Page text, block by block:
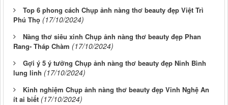
Top 6 phong cách Chụp ảnh nàng thơ beauty đẹp Việt Trì
Phú Thọ (17/10/2024)
Nàng thơ siêu xinh Chụp ảnh nàng thơ beauty đẹp Phan
Rang- Tháp Chàm (17/10/2024)
Gợi ý 5 ý tưởng Chụp ảnh nàng thơ beauty đẹp Ninh Bình
lung linh (17/10/2024)
Kinh nghiệm Chụp ảnh nàng thơ beauty đẹp Vinh Nghệ An
ít ai biết (17/10/2024)